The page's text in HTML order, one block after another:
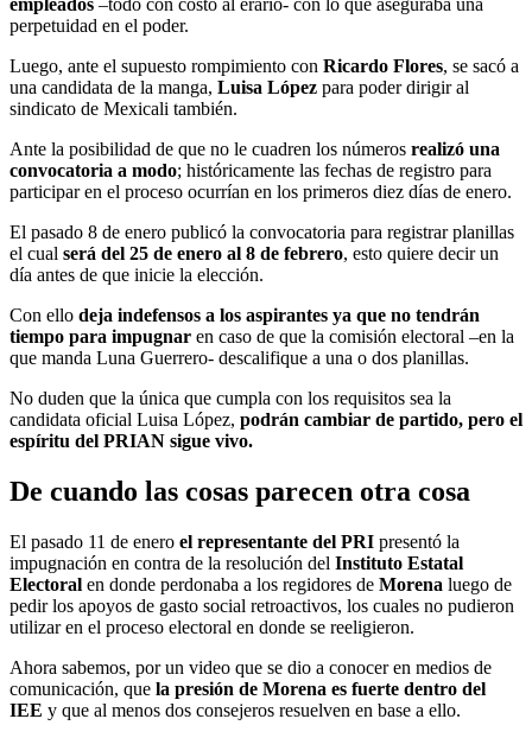
perpetuidad en el poder.
Luego, ante el supuesto rompimiento con Ricardo Flores, se sacó a
una candidata de la manga, Luisa López para poder dirigir al
sindicato de Mexicali también.
Ante la posibilidad de que no le cuadren los números realizó una
convocatoria a modo; históricamente las fechas de registro para
participar en el proceso ocurrían en los primeros diez días de enero.
El pasado 8 de enero publicó la convocatoria para registrar planillas
el cual será del 25 de enero al 8 de febrero, esto quiere decir un
día antes de que inicie la elección.
Con ello deja indefensos a los aspirantes ya que no tendrán
tiempo para impugnar en caso de que la comisión electoral –en la
que manda Luna Guerrero- descalifique a una o dos planillas.
No duden que la única que cumpla con los requisitos sea la
candidata oficial Luisa López, podrán cambiar de partido, pero el
espíritu del PRIAN sigue vivo.
De cuando las cosas parecen otra cosa
El pasado 11 de enero el representante del PRI presentó la
impugnación en contra de la resolución del Instituto Estatal
Electoral en donde perdonaba a los regidores de Morena luego de
pedir los apoyos de gasto social retroactivos, los cuales no pudieron
utilizar en el proceso electoral en donde se reeligieron.
Ahora sabemos, por un video que se dio a conocer en medios de
comunicación, que la presión de Morena es fuerte dentro del
IEE y que al menos dos consejeros resuelven en base a ello.